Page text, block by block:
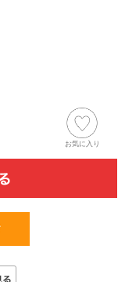
お気に入り